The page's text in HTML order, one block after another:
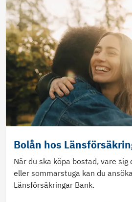
Bolån hos
När du ska köpa bostad, vare sig
eller sommarstuga kan du
Länsförsäkringar Bank.